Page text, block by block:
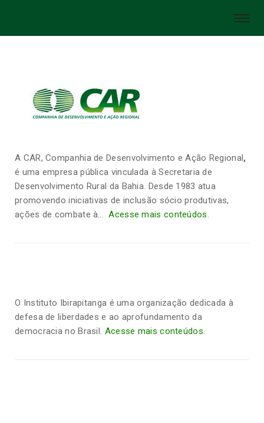
A CAR, Companhia de Desenvolvimento e Ação Regional,
é uma empresa pública vinculada à Secretaria de
Desenvolvimento Rural da Bahia. Desde 1983 atua
promovendo iniciativas de inclusão sócio produtivas,
ações de combate à…Acesse mais conteúdos.
O Instituto Ibirapitanga é uma organização dedicada à
defesa de liberdades e ao aprofundamento da
democracia no Brasil. Acesse mais conteúdos.